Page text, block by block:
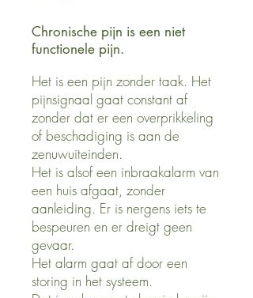
Chronische pijn is een niet
functionele pijn.
Het is een pijn zonder taak. Het
pijnsignaal gaat constant af
zonder dat er een overprikkeling
of beschadiging is aan de
zenuwuiteinden.
Het is alsof een inbraakalarm van
een huis afgaat, zonder
aanleiding. Er is nergens iets te
bespeuren en er dreigt geen
gevaar.
Het alarm gaat af door een
storing in het systeem.